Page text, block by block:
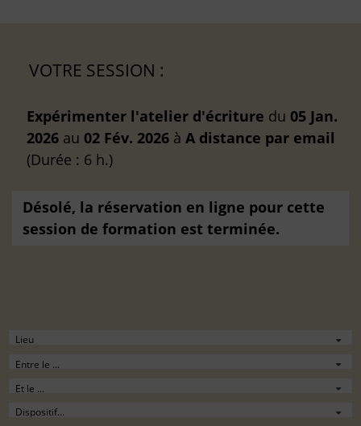
VOTRE SESSION :
Expérimenter l'atelier d'écriture du 05 Jan.
2026 au 02 Fév. 2026 à A distance par email
(Durée : 6 h.)
Désolé, la réservation en ligne pour cette
session de formation est terminée.